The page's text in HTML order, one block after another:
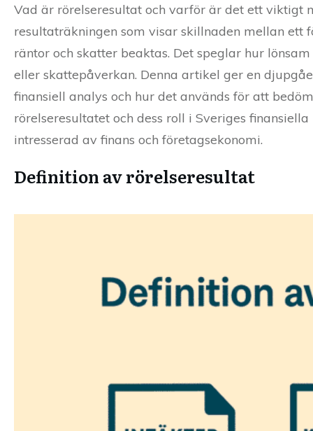
Vad är rörelseresultat och varför är det ett viktigt
resultaträkningen som visar skillnaden mellan ett
räntor och skatter beaktas. Det speglar hur
eller skattepåverkan. Denna artikel ger en
finansiell analys och hur det används för att
rörelseresultatet och dess roll i Sveriges
intresserad av finans och företagsekonomi.
Definition av rörelseresultat